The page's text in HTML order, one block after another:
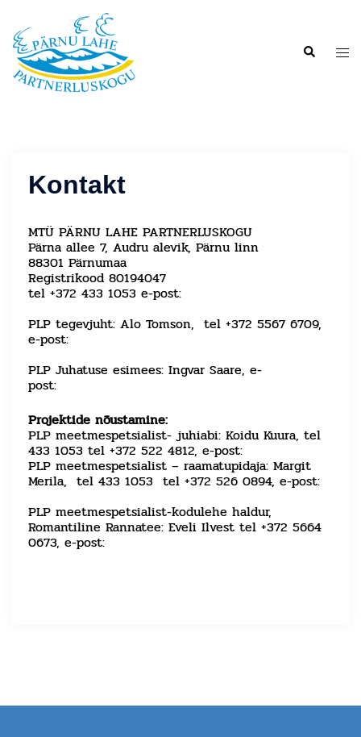
content
Search
Kontakt
MTÜ PÄRNU LAHE PARTNERLUSKOGU
Pärna allee 7, Audru alevik, Pärnu linn
88301 Pärnumaa
Registrikood 80194047
tel +372 433 1053 e-post:
PLP tegevjuht: Alo Tomson, tel +372 5567 6709,
e-post:
PLP Juhatuse esimees: Ingvar Saare, e-
post:
Projektide nõustamine:
PLP meetmespetsialist- juhiabi: Koidu Kuura, tel
433 1053 tel +372 522 4812, e-post:
PLP meetmespetsialist – raamatupidaja: Margit
Merila, tel 433 1053 tel +372 526 0894, e-post:
PLP meetmespetsialist-kodulehe haldur,
Romantiline Rannatee: Eveli Ilvest tel +372 5664
0673, e-post: